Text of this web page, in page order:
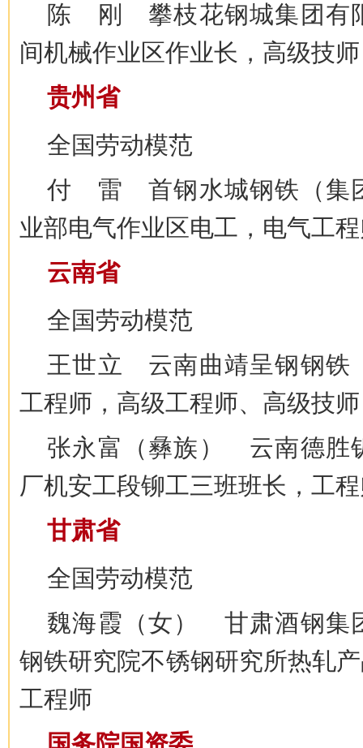
陈 刚 攀枝花钢城集团有
间机械作业区作业长，高级技师
贵州省
全国劳动模范
付 雷 首钢水城钢铁（集
业部电气作业区电工，电气工
云南省
全国劳动模范
王世立 云南曲靖呈钢钢铁
工程师，高级工程师、高级技师
张永富（彝族） 云南德胜
厂机安工段铆工三班班长，工
甘肃省
全国劳动模范
魏海霞（女） 甘肃酒钢集
钢铁研究院不锈钢研究所热轧
工程师